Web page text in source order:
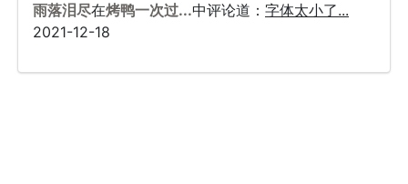
雨落泪尽在烤鸭一次过...中评论道： 字体太小了...
2021-12-18